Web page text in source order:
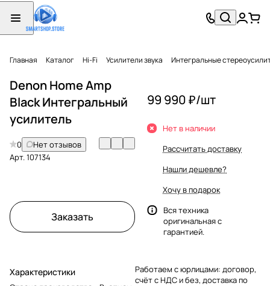
Главная Каталог Hi-Fi Усилители звука Интегральные
Denon Home Amp
Black Интегральный
усилитель
0
Нет отзывов
Арт.107134
Заказать
Характеристики
99 990 ₽/шт
Нет в наличии
Рассчитать доставку
Нашли дешевле?
Хочу в подарок
Вся техника
оригинальная с
гарантией.
Работаем с юрлицами: договор,
счёт с НДС и без, доставка по